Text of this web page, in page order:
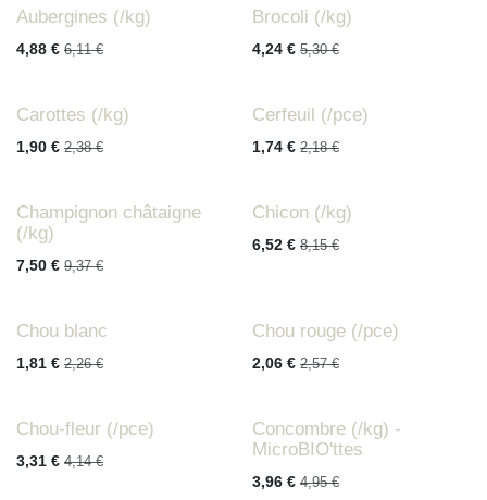
Aubergines (/kg)
4,88 € 6,11€
Brocoli (/kg)
4,24€ 5,30€
Carottes (/kg)
1,90 € 2,38€
Cerfeuil (/pce)
1,74€ 2,18€
Champignon châtaigne
(/kg)
7,50 € 9,37€
Chicon (/kg)
6,52€ 8,15€
Chou blanc
1,81 € 2,26€
Chou rouge (/pce)
2,06€ 2,57€
Chou-fleur (/pce)
3,31 € 4,14€
Concombre (/kg) -
MicroBIO'ttes
3,96€ 4,95€